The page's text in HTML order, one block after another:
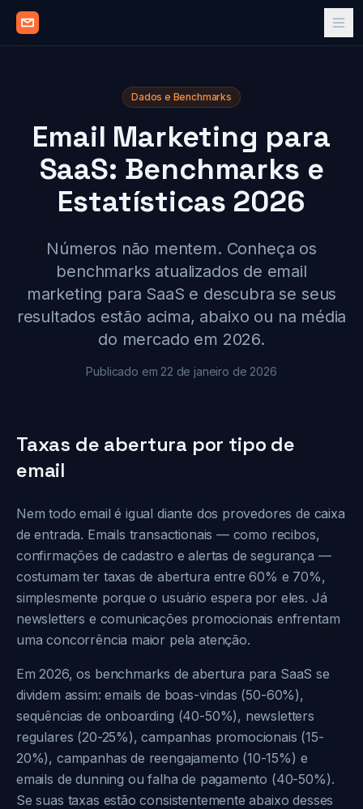
Dados e Benchmarks
Email Marketing para
SaaS: Benchmarks e
Estatísticas 2026
Números não mentem. Conheça os
benchmarks atualizados de email
marketing para SaaS e descubra se seus
resultados estão acima, abaixo ou na média
do mercado em 2026.
Publicado em 22 de janeiro de 2026
Taxas de abertura por tipo de
email
Nem todo email é igual diante dos provedores de caixa
de entrada. Emails transactionais — como recibos,
confirmações de cadastro e alertas de segurança —
costumam ter taxas de abertura entre 60% e 70%,
simplesmente porque o usuário espera por eles. Já
newsletters e comunicações promocionais enfrentam
uma concorrência maior pela atenção.
Em 2026, os benchmarks de abertura para SaaS se
dividem assim: emails de boas-vindas (50-60%),
sequências de onboarding (40-50%), newsletters
regulares (20-25%), campanhas promocionais (15-
20%), campanhas de reengajamento (10-15%) e
emails de dunning ou falha de pagamento (40-50%).
Se suas taxas estão consistentemente abaixo desses